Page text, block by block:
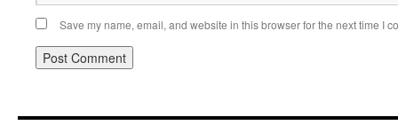
Save my name, email, and website in this browser for the next time I